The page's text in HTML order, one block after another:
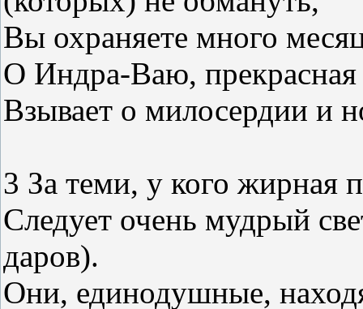
Вы охраняете много
О Индра-Ваю, прекрасная
Взывает о милосердии и
3 За теми, у кого жирная
Следует очень мудрый
даров).
Они, единодушные,